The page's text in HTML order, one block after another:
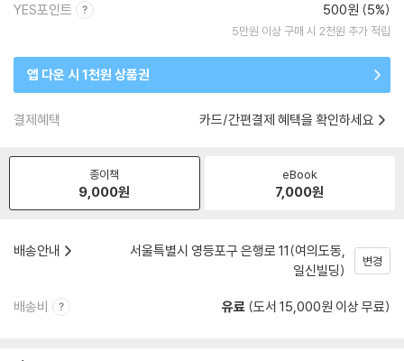
YES포인트 500원 (5%)
5만원 이상 구매 시 2천원 추가 적립
앱 다운 시 1천원 상품권
결제혜택 카드/간편결제 혜택을 확인하세요
종이책
9,000원
eBook
7,000원
배송안내
서울특별시 영등포구 은행로 11(여의도동,
일신빌딩)
변경
배송비 유료 (도서 15,000원 이상 무료)